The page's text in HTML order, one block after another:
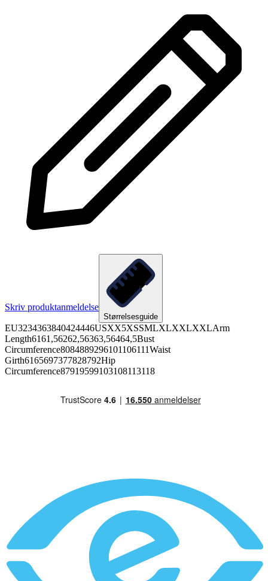
Skriv produktanmeldelse
Størrelsesguide
EU3234363840424446USXX5XSSMLXLXXLXXLArm
Length6161,56262,56363,56464,5Bust
Circumference8084889296101106111Waist
Girth6165697377828792Hip
Circumference87919599103108113118